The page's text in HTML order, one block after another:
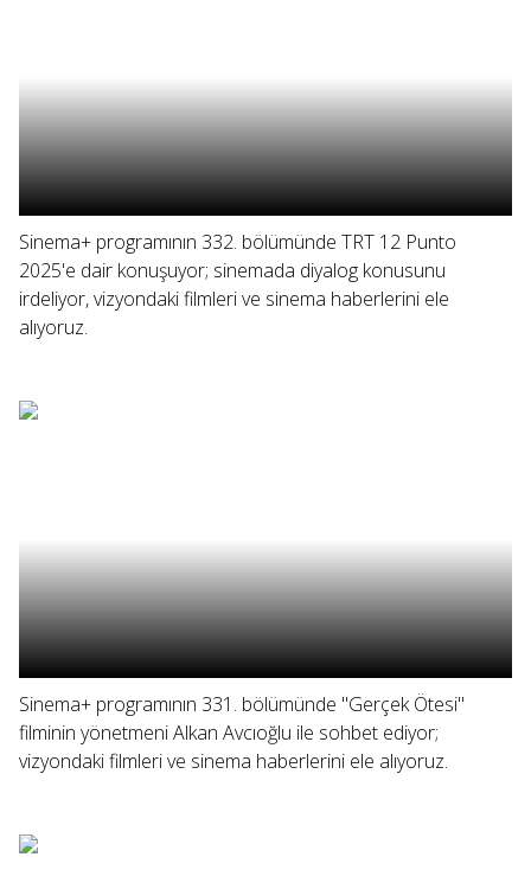
Sinema+ programının 332. bölümünde TRT 12 Punto
2025'e dair konuşuyor; sinemada diyalog konusunu
irdeliyor, vizyondaki filmleri ve sinema haberlerini ele
alıyoruz.
Sinema+ programının 331. bölümünde "Gerçek Ötesi"
filminin yönetmeni Alkan Avcıoğlu ile sohbet ediyor;
vizyondaki filmleri ve sinema haberlerini ele alıyoruz.